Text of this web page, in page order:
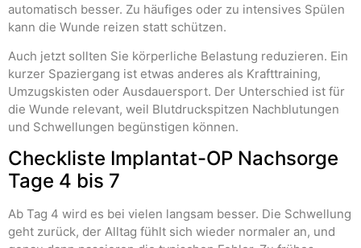
automatisch besser. Zu häufiges oder zu intensives Spülen
kann die Wunde reizen statt schützen.
Auch jetzt sollten Sie körperliche Belastung reduzieren. Ein
kurzer Spaziergang ist etwas anderes als Krafttraining,
Umzugskisten oder Ausdauersport. Der Unterschied ist für
die Wunde relevant, weil Blutdruckspitzen Nachblutungen
und Schwellungen begünstigen können.
Checkliste Implantat-OP Nachsorge
Tage 4 bis 7
Ab Tag 4 wird es bei vielen langsam besser. Die Schwellung
geht zurück, der Alltag fühlt sich wieder normaler an, und